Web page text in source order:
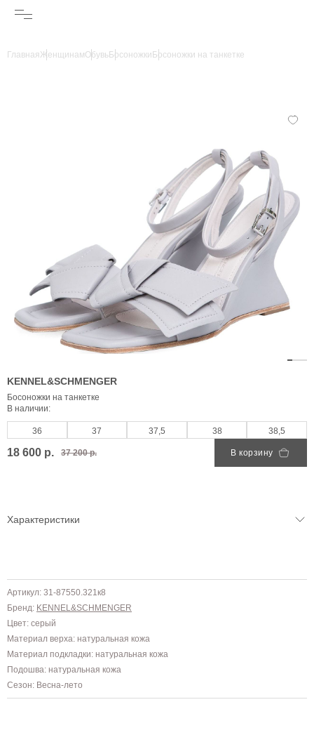
ГлавнаяЖенщинамОбувьБосоножки Босоножки на танкетке
KENNEL&SCHMENGER
Босоножки на танкетке
В наличии:
36 37 37,5 38 38,5
18 600 р. 37 200 р. В корзину
Характеристики
Артикул: 31-87550.321к8
Бренд: KENNEL&SCHMENGER
Цвет: серый
Материал верха: натуральная кожа
Материал подкладки: натуральная кожа
Подошва: натуральная кожа
Сезон: Весна-лето